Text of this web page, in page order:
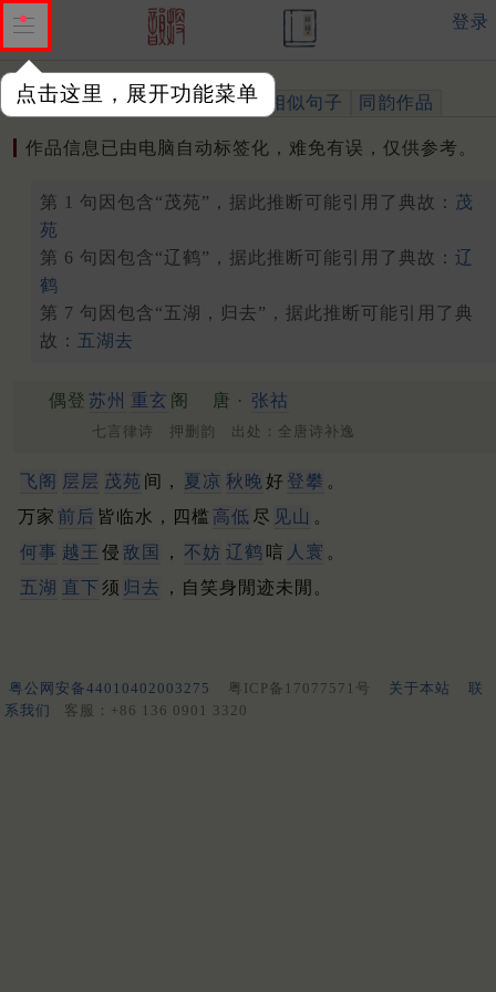
点击这里，展开功能菜单
登录
作品 标注四声 出处、引用 相似句子 同韵作品
作品信息已由电脑自动标签化，难免有误，仅供参考。
第 1 句因包含“茂苑”，据此推断可能引用了典故： 茂
苑
第 6 句因包含“辽鹤”，据此推断可能引用了典故： 辽
鹤
第 7 句因包含“五湖，归去”，据此推断可能引用了典
故： 五湖去
偶登 苏州 重玄 阁 唐 · 张祜
七言律诗 押删韵 出处：全唐诗补逸
飞阁 层层 茂苑 间， 夏凉 秋晚 好 登攀 。
万家 前后 皆临水，四槛 高低 尽 见山 。
何事 越王 侵 敌国 ， 不妨 辽鹤 唁 人寰 。
五湖 直下 须 归去 ，自笑身閒迹未閒。
粤公网安备44010402003275 粤ICP备17077571号 关于本站
联
系我们
客服：+86 136 0901 3320